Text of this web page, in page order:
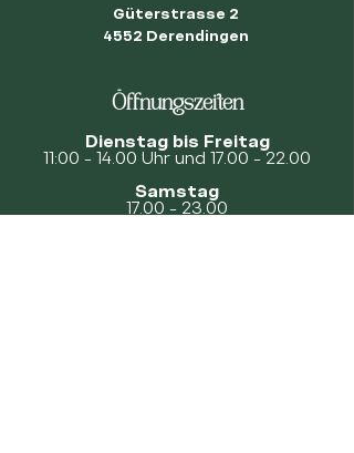
Güterstrasse 2
4552 Derendingen
Öffnungszeiten
Dienstag bis Freitag
11:00 - 14.00 Uhr und 17.00 - 22.00
Samstag
17.00 - 23.00